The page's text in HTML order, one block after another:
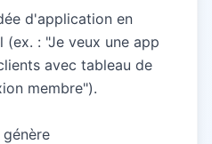
d'application en
(ex. : "Je veux une app
avec tableau de
membre").
génère